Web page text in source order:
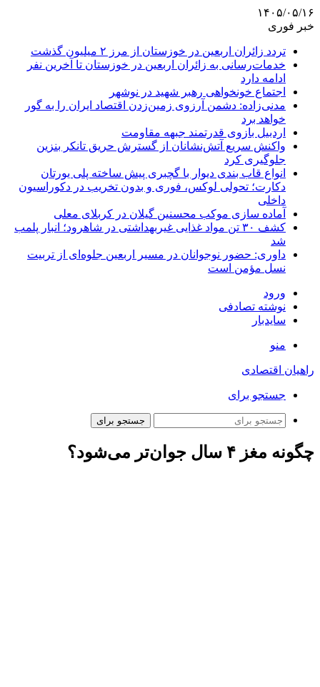
۱۴۰۵/۰۵/۱۶
خبر فوری
تردد زائران اربعین در خوزستان از مرز ۲ میلیون گذشت
خدمات‌رسانی به زائران اربعین در خوزستان تا آخرین نفر
ادامه دارد
اجتماع خونخواهی رهبر شهید در نوشهر
مدنی‌زاده: دشمن آرزوی زمین‌زدن اقتصاد ایران را به گور
خواهد برد
اردبیل بازوی قدرتمند جبهه مقاومت
واکنش سریع آتش‌نشانان از گسترش حریق تانکر بنزین
جلوگیری کرد
انواع قاب بندی دیوار با گچبری پیش ساخته پلی یورتان
دکارت؛ تحولی لوکس، فوری و بدون تخریب در دکوراسیون
داخلی
آماده سازی موکب محسنین گیلان در کربلای معلی
کشف ۳۰ تن مواد غذایی غیربهداشتی در شاهرود؛ انبار پلمب
شد
داوری: حضور نوجوانان در مسیر اربعین جلوه‌ای از تربیت
نسل مؤمن است
ورود
نوشته تصادفی
سایدبار
منو
راهیان اقتصادی
جستجو برای
جستجو برای
چگونه مغز ۴ سال جوان‌تر می‌شود؟